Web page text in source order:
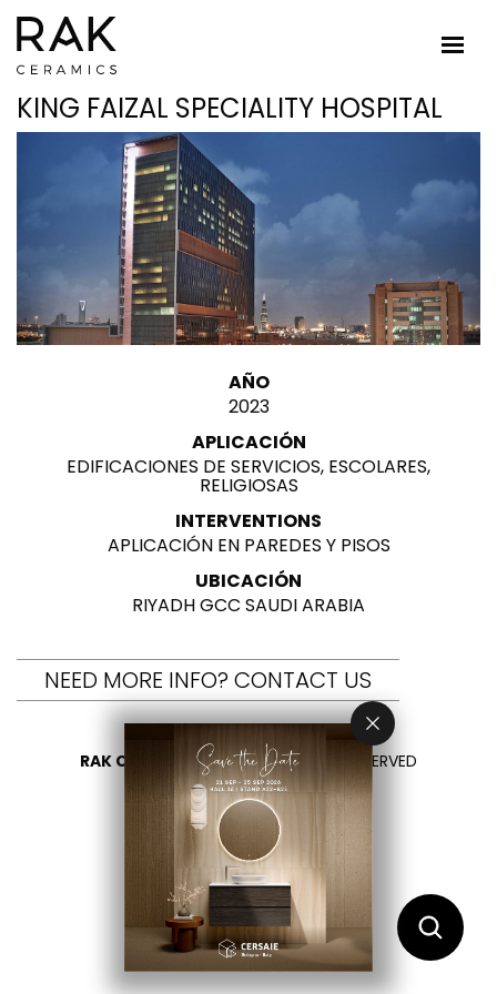
KING FAIZAL SPECIALITY HOSPITAL
AÑO
2023
APLICACIÓN
EDIFICACIONES DE SERVICIOS, ESCOLARES,
RELIGIOSAS
INTERVENTIONS
APLICACIÓN EN PAREDES Y PISOS
UBICACIÓN
RIYADH GCC SAUDI ARABIA
NEED MORE INFO? CONTACT US
RAK CERAMICS 2026- ALL RIGHTS RESERVED
PRIVACY
CONTÁCTENOS
SELECCIONA TU PAÍS
ES
EN